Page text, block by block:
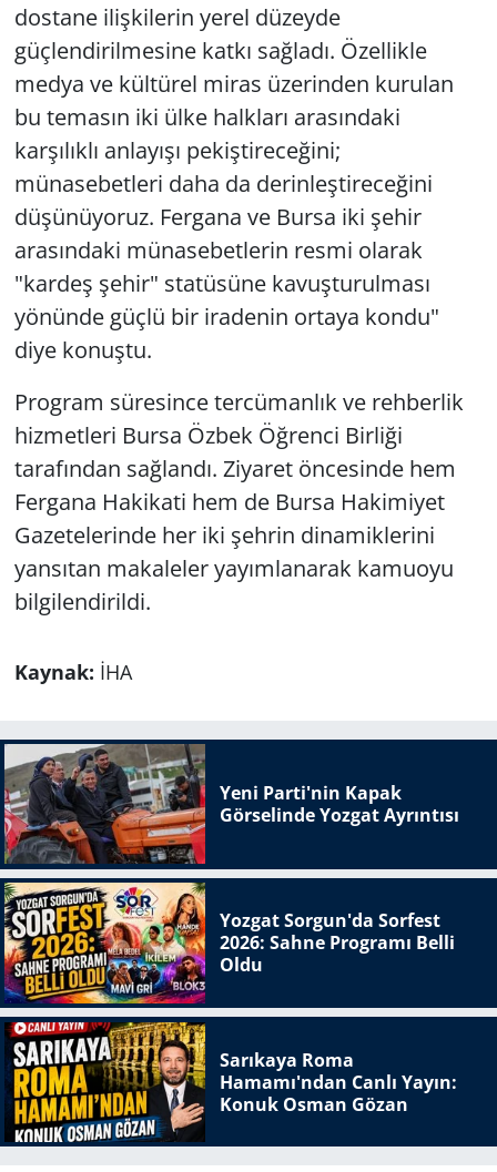
dostane ilişkilerin yerel düzeyde
güçlendirilmesine katkı sağladı. Özellikle
medya ve kültürel miras üzerinden kurulan
bu temasın iki ülke halkları arasındaki
karşılıklı anlayışı pekiştireceğini;
münasebetleri daha da derinleştireceğini
düşünüyoruz. Fergana ve Bursa iki şehir
arasındaki münasebetlerin resmi olarak
"kardeş şehir" statüsüne kavuşturulması
yönünde güçlü bir iradenin ortaya kondu"
diye konuştu.
Program süresince tercümanlık ve rehberlik
hizmetleri Bursa Özbek Öğrenci Birliği
tarafından sağlandı. Ziyaret öncesinde hem
Fergana Hakikati hem de Bursa Hakimiyet
Gazetelerinde her iki şehrin dinamiklerini
yansıtan makaleler yayımlanarak kamuoyu
bilgilendirildi.
Kaynak: İHA
Yeni Parti'nin Kapak
Görselinde Yozgat Ayrıntısı
Yozgat Sorgun'da Sorfest
2026: Sahne Programı Belli
Oldu
Sarıkaya Roma
Hamamı'ndan Canlı Yayın:
Konuk Osman Gözan